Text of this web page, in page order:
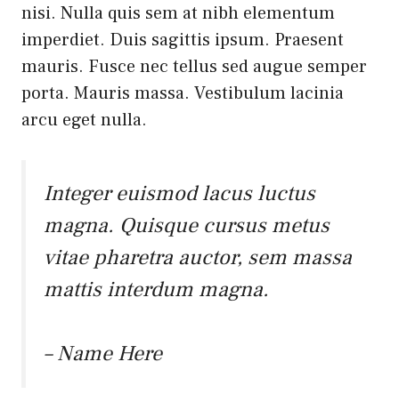
nisi. Nulla quis sem at nibh elementum
imperdiet. Duis sagittis ipsum. Praesent
mauris. Fusce nec tellus sed augue semper
porta. Mauris massa. Vestibulum lacinia
arcu eget nulla.
Integer euismod lacus luctus
magna. Quisque cursus metus
vitae pharetra auctor, sem massa
mattis interdum magna.
– Name Here